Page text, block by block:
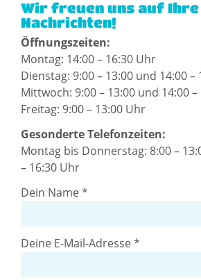
Zum
Inhalt
springen
Wir freuen uns auf Ihre
Nachrichten!
Öffnungszeiten:
Montag: 14:00 – 16:30 Uhr
Dienstag: 9:00 – 13:00 und 14:00 –
Mittwoch: 9:00 – 13:00 und 14:00
Freitag: 9:00 – 13:00 Uhr
Gesonderte Telefonzeiten:
Montag bis Donnerstag: 8:00 –
– 16:30 Uhr
Dein Name *
Deine E-Mail-Adresse *